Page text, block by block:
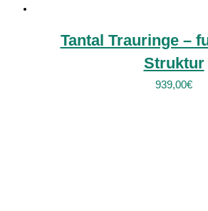
Tantal Trauringe –
Struktur
939,00€